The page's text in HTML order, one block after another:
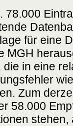
78.000
für eine
MGH
die in eine
Zum
58.000